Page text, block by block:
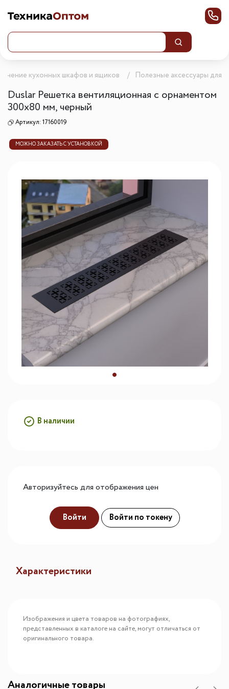
кухонных шкафов и ящиков Полезные аксессуары для
Duslar Решетка вентиляционная с орнаментом
300х80 мм, черный
Артикул: 17160019
МОЖНО ЗАКАЗАТЬ С УСТАНОВКОЙ
В наличии
Авторизуйтесь для отображения цен
Войти Войти по токену
Характеристики
Изображения и цвета товаров на фотографиях,
представленных в каталоге на сайте, могут отличаться от
оригинального товара.
Аналогичные товары